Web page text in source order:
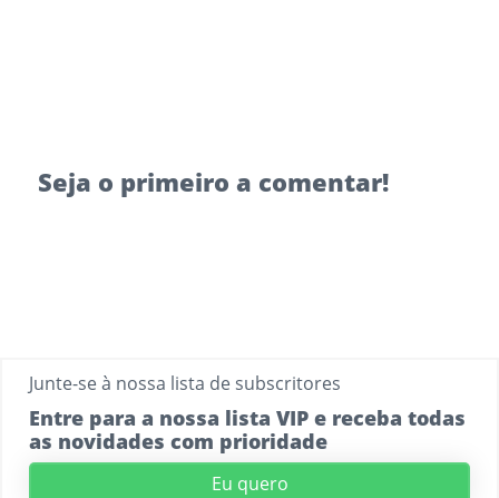
Seja o primeiro a comentar!
Junte-se à nossa lista de subscritores
Entre para a nossa lista VIP e receba todas
as novidades com prioridade
Eu quero